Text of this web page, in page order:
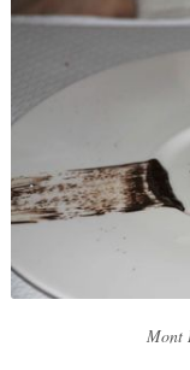
Mont